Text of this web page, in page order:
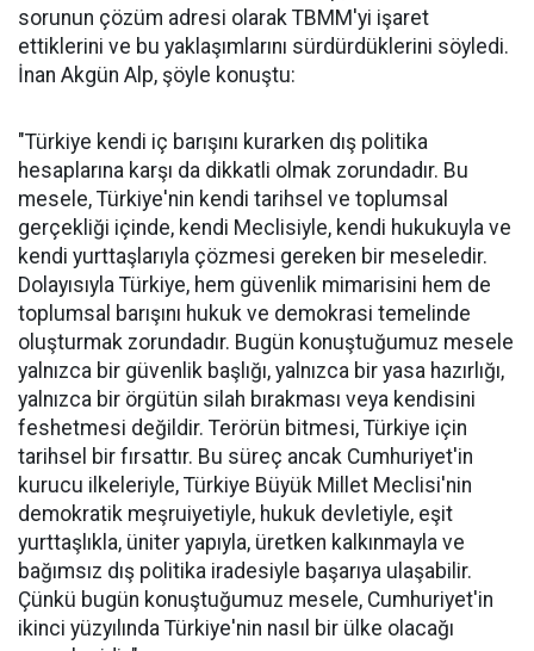
sorunun çözüm adresi olarak TBMM'yi işaret
ettiklerini ve bu yaklaşımlarını sürdürdüklerini söyledi.
İnan Akgün Alp, şöyle konuştu:
"Türkiye kendi iç barışını kurarken dış politika
hesaplarına karşı da dikkatli olmak zorundadır. Bu
mesele, Türkiye'nin kendi tarihsel ve toplumsal
gerçekliği içinde, kendi Meclisiyle, kendi hukukuyla ve
kendi yurttaşlarıyla çözmesi gereken bir meseledir.
Dolayısıyla Türkiye, hem güvenlik mimarisini hem de
toplumsal barışını hukuk ve demokrasi temelinde
oluşturmak zorundadır. Bugün konuştuğumuz mesele
yalnızca bir güvenlik başlığı, yalnızca bir yasa hazırlığı,
yalnızca bir örgütün silah bırakması veya kendisini
feshetmesi değildir. Terörün bitmesi, Türkiye için
tarihsel bir fırsattır. Bu süreç ancak Cumhuriyet'in
kurucu ilkeleriyle, Türkiye Büyük Millet Meclisi'nin
demokratik meşruiyetiyle, hukuk devletiyle, eşit
yurttaşlıkla, üniter yapıyla, üretken kalkınmayla ve
bağımsız dış politika iradesiyle başarıya ulaşabilir.
Çünkü bugün konuştuğumuz mesele, Cumhuriyet'in
ikinci yüzyılında Türkiye'nin nasıl bir ülke olacağı